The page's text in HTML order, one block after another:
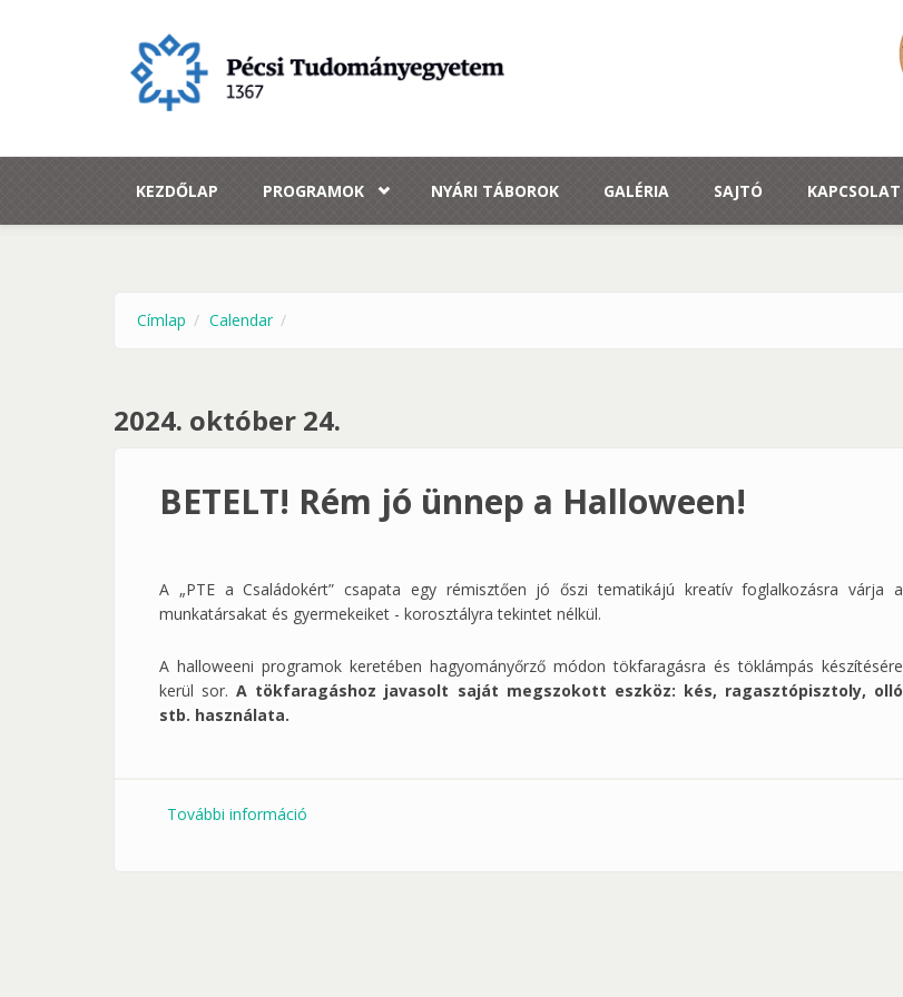
KEZDŐLAP PROGRAMOK NYÁRI TÁBOROK GALÉRIA SAJTÓ KAPCSOLAT
Címlap Calendar
2024. október 24.
BETELT! Rém jó ünnep a Halloween!
A „PTE a Családokért” csapata egy rémisztően jó őszi tematikájú kreatív foglalkozásra várja a
munkatársakat és gyermekeiket - korosztályra tekintet nélkül.
A halloweeni programok keretében hagyományőrző módon tökfaragásra és töklámpás készítésére
kerül sor.A tökfaragáshoz javasolt saját megszokott eszköz: kés, ragasztópisztoly, olló
stb. használata.
További információ